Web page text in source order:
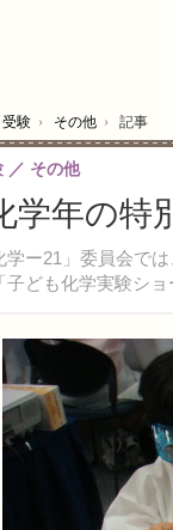
受験 › その他 › 記事
学年の特
ー21」委員会では
子ども化学実験シ
その他